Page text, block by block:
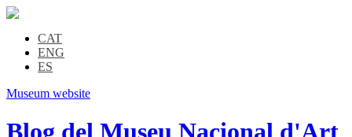
CAT
ENG
ES
Museum website